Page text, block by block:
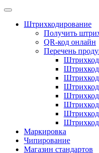
Штрихкодирование
Получить
QR-код онлайн
Перечень
Маркировка
Чипирование
Магазин стандартов